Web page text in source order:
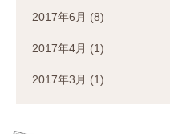
2017年6月 (8)
2017年4月 (1)
2017年3月 (1)